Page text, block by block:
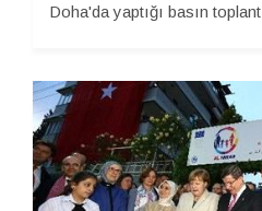
Doha'da yaptığı basın